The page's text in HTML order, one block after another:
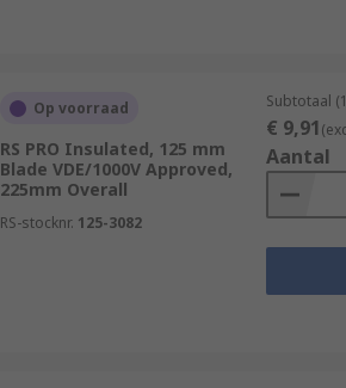
Op voorraad
RS PRO Insulated, 125 mm
Blade VDE/1000V Approved,
225mm Overall
RS-stocknr. 125-3082
Subtotaal
€ 9,91
Aantal